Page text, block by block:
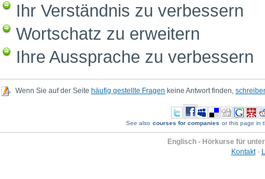
Ihr Verständnis zu verbessern
Wortschatz zu erweitern
Ihre Aussprache zu verbessern
Wenn Sie auf der Seite häufig gestellte Fragen keine Antwort finden,
See also courses for companies or this page in
Englisch - Hörkurse für
Kontakt-